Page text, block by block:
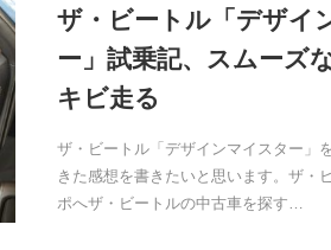
ザ・ビートル「デザイ
ー」試乗記、スムーズ
キビ走る
ザ・ビートル「デザインマイスター」
きた感想を書きたいと思います。ザ・
ポへザ・ビートルの中古車を探す…